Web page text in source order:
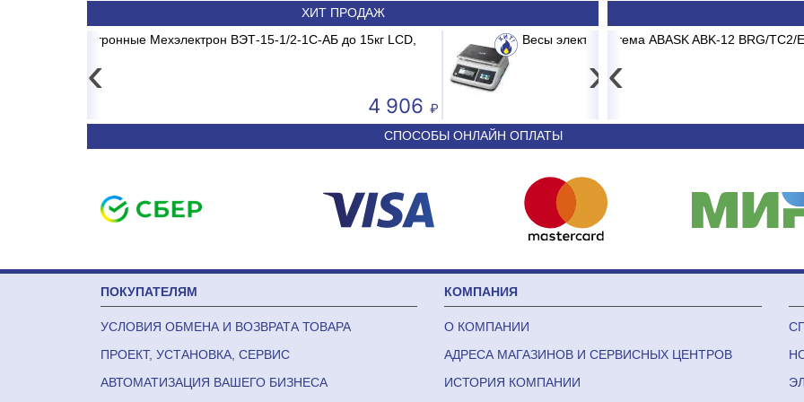
ХИТ ПРОДАЖ
2-1С-АБ до 15кг LCD,
Весы электронные CAS PRII -15CD до 15 кг 2/5г Картридж мех.очистки
‹ ›
MADRID INVERTER
Сплит-система ABASK ABK-12 BRG/TC2/E1 BURGOS BLACK Сплит-
‹
СПОСОБЫ ОНЛАЙН ОПЛАТЫ
ПОКУПАТЕЛЯМ
УСЛОВИЯ ОБМЕНА И ВОЗВРАТА ТОВАРА
ПРОЕКТ, УСТАНОВКА, СЕРВИС
АВТОМАТИЗАЦИЯ ВАШЕГО БИЗНЕСА
КОМПАНИЯ
О КОМПАНИИ
АДРЕСА МАГАЗИНОВ И СЕРВИСНЫХ ЦЕНТРОВ
ИСТОРИЯ КОМПАНИИ